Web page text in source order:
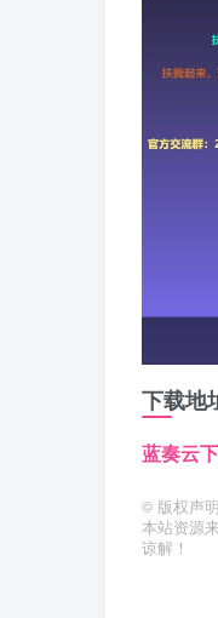
下载地
蓝奏云
© 版权声明
本站资源
谅解！